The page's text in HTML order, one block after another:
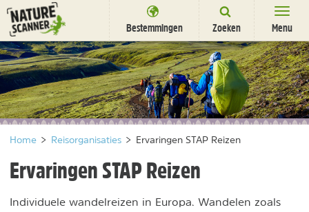
Ga
naar
content
Bestemmingen Zoeken Menu
Bestemmingen
Overnachten
Activiteiten
Natuurparken
Dieren
Home > Reisorganisaties > Ervaringen STAP Reizen
Ervaringen STAP Reizen
Individuele wandelreizen in Europa. Wandelen zoals